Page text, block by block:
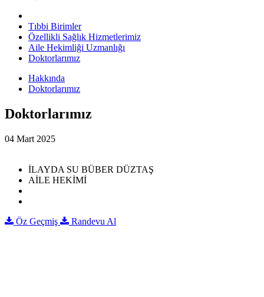
Tıbbi Birimler
Özellikli Sağlık Hizmetlerimiz
Aile Hekimliği Uzmanlığı
Doktorlarımız
Hakkında
Doktorlarımız
Doktorlarımız
04 Mart 2025
İLAYDA SU BÜBER DÜZTAŞ
AİLE HEKİMİ
Öz Geçmiş Randevu Al